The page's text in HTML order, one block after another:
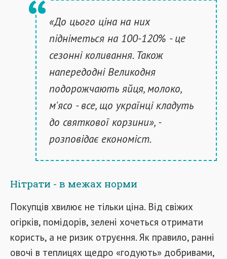
«До цього ціна на них
підніметься на 100-120% - це
сезонні коливання. Також
напередодні Великодня
подорожчають яйця, молоко,
м'ясо - все, що українці кладуть
до святкової корзини», -
розповідає економіст.
Нітрати - в межах норми
Покупців хвилює не тільки ціна. Від свіжих
огірків, помідорів, зелені хочеться отримати
користь, а не ризик отруєння. Як правило, ранні
овочі в теплицях щедро «годують» добривами,